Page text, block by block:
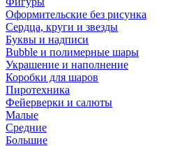
Оформительские без рисунка
Сердца, круги и звезды
Буквы и надписи
Bubble и полимерные шары
Украшение и наполнение
Коробки для шаров
Пиротехника
Фейерверки и салюты
Малые
Средние
Большие